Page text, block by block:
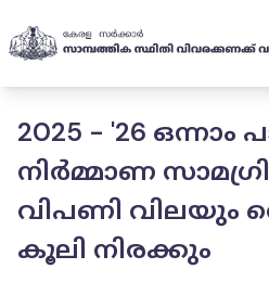
2025 - '26 ഒന്നാം
നിർമ്മാണ
വിപണി വിലയും
കൂലി നിരക്കും